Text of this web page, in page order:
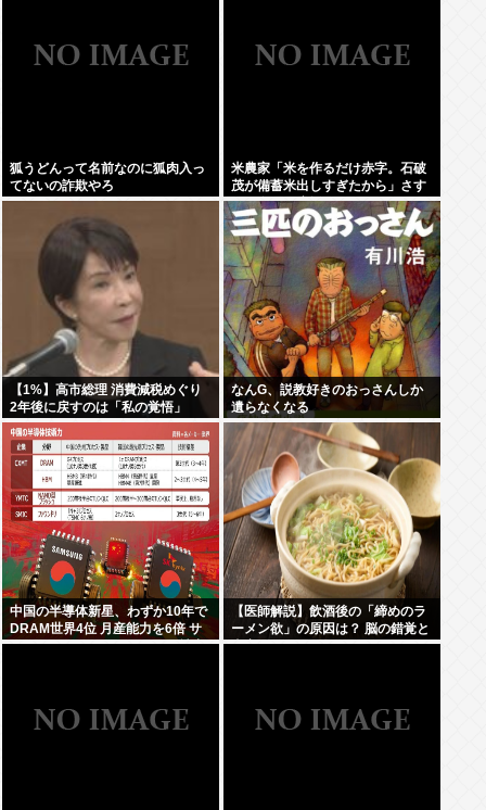
狐うどんって名前なのに狐肉入っ
てないの詐欺やろ
米農家「米を作るだけ赤字。石破
茂が備蓄米出しすぎたから」さす
がに食べて応援しようよ
【1%】高市総理 消費減税めぐり
2年後に戻すのは「私の覚悟」
なんG、説教好きのおっさんしか
遺らなくなる
中国の半導体新星、わずか10年で
DRAM世界4位 月産能力を6倍 サ
ムスン・SK・マイクロンの3社寡
【医師解説】飲酒後の「締めのラ
ーメン欲」の原因は？ 脳の錯覚と
真実